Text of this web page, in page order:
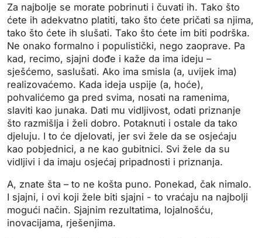
Za najbolje se morate pobrinuti i čuvati ih. Tako što
ćete ih adekvatno platiti, tako što ćete pričati sa njima,
tako što ćete ih slušati. Tako što ćete im biti podrška.
Ne onako formalno i populistički, nego zaoprave. Pa
kad, recimo, sjajni dođe i kaže da ima ideju –
sješćemo, saslušati. Ako ima smisla (a, uvijek ima)
realizovaćemo. Kada ideja uspije (a, hoće),
pohvalićemo ga pred svima, nosati na ramenima,
slaviti kao junaka. Dati mu vidljivost, odati priznanje
što razmišlja i želi dobro. Potaknuti i ostale da tako
djeluju. I to će djelovati, jer svi žele da se osjećaju
kao pobjednici, a ne kao gubitnici. Svi žele da su
vidljivi i da imaju osjećaj pripadnosti i priznanja.
A, znate šta – to ne košta puno. Ponekad, čak nimalo.
I sjajni, i ovi koji žele biti sjajni - to vraćaju na najbolji
mogući način. Sjajnim rezultatima, lojalnošću,
inovacijama, rješenjima.